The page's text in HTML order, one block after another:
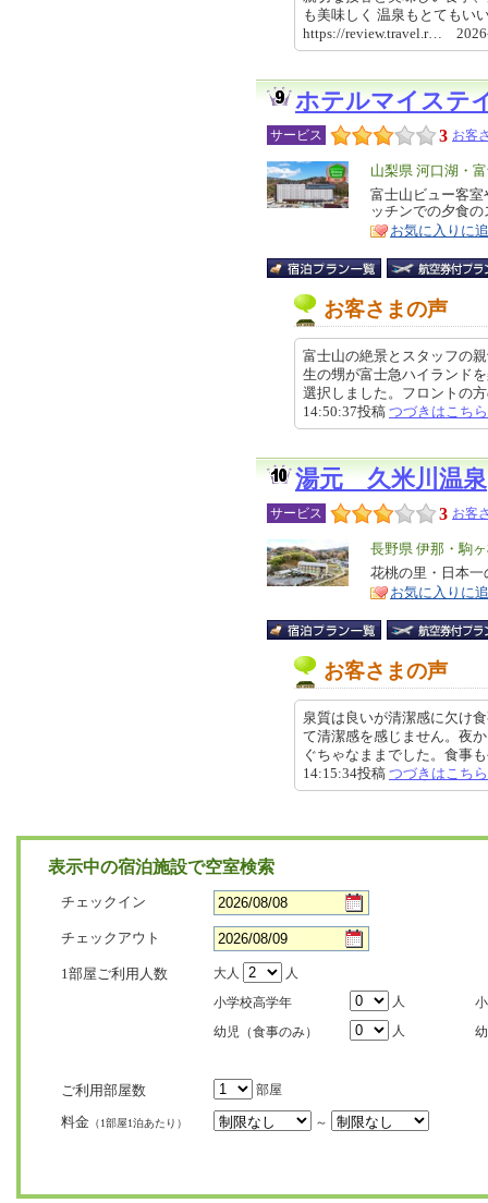
も美味しく 温泉もとても
https://review.travel.r…
ホテルマイステ
サービス 3 お客
エ
リ
ア
山梨県 河口湖・
特
徴
富士山ビュー客
ッチンでの夕食
お気に入りに
お客さまの声
富士山の絶景とスタッフの
生の甥が富士急ハイランド
選択しました。フロントの
14:50:37投稿 つづきはこちら
湯元 久米川温泉
サービス 3 お客
エ
リ
ア
長野県 伊那・駒
特
徴
花桃の里・日本
お気に入りに
お客さまの声
泉質は良いが清潔感に欠け
て清潔感を感じません。夜
ぐちゃなままでした。食事
14:15:34投稿 つづきはこちら
表示中の宿泊施設で空室検索
チェックイン
チェックアウト
1部屋ご利用人数 大人
人
小学校高学年
人
幼児（食事のみ）
人
ご利用部屋数 部屋
料金 （1部屋1泊あたり） ～